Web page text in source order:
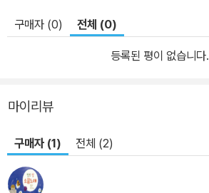
구매자 (0) 전체 (0)
등록된 평이 없습니다.
마이리뷰
구매자 (1) 전체 (2)